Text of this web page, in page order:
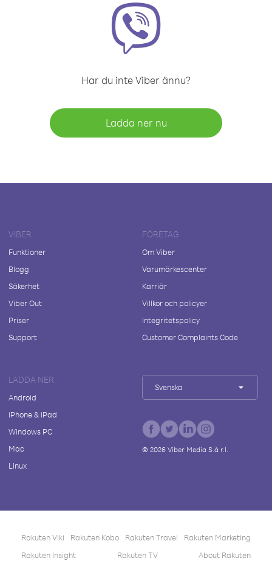
Har du inte Viber ännu?
Ladda ner nu
VIBER
Funktioner
Blogg
Säkerhet
Viber Out
Priser
Support
FÖRETAG
Om Viber
Varumärkescenter
Karriär
Villkor och policyer
Integritetspolicy
Customer Complaints Code
LADDA NER
Android
iPhone & iPad
Windows PC
Mac
Linux
Svenska
© 2026Viber Media S.à r.l.
Rakuten Viki Rakuten Kobo Rakuten Travel
Rakuten Marketing
Rakuten Insight
Rakuten TV About Rakuten